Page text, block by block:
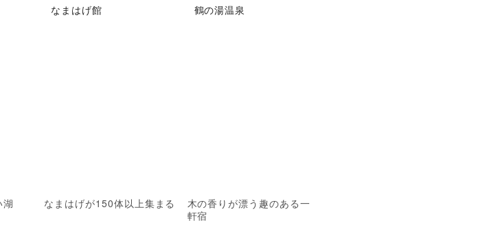
なまはげ館
なまはげが150体以上集まる
鶴の湯温泉
木の香りが漂う趣のある一
軒宿